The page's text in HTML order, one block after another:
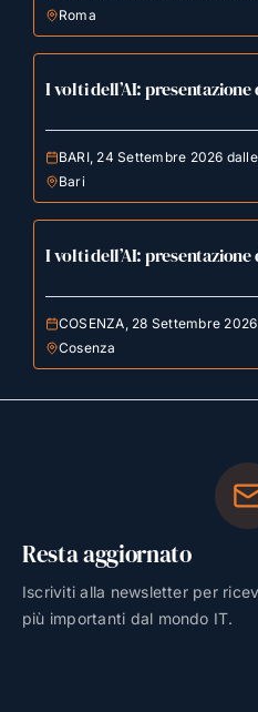
Roma
I volti dell’AI:
BARI, 24 Settembre 2026
Bari
I volti dell’AI:
COSENZA, 28 Settembre
Cosenza
Resta aggiornato
Iscriviti alla newsletter per
più importanti dal mondo IT.